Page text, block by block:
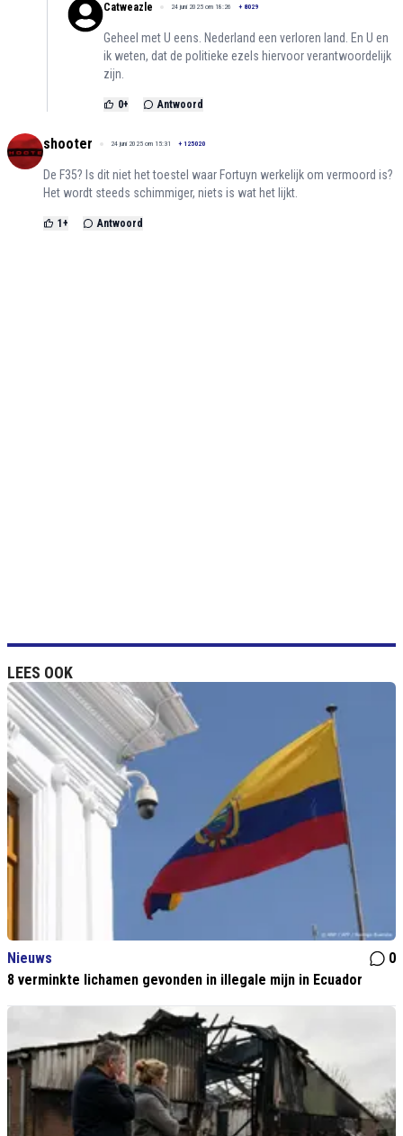
Catweazle 24 juni 2025 om 18:26 + 8029
Geheel met U eens. Nederland een verloren land. En U en
ik weten, dat de politieke ezels hiervoor verantwoordelijk
zijn.
0+ Antwoord
shooter 24 juni 2025 om 15:31 + 125020
De F35? Is dit niet het toestel waar Fortuyn werkelijk om vermoord is?
Het wordt steeds schimmiger, niets is wat het lijkt.
1 + Antwoord
LEES OOK
Nieuws
0
8 verminkte lichamen gevonden in illegale mijn in Ecuador